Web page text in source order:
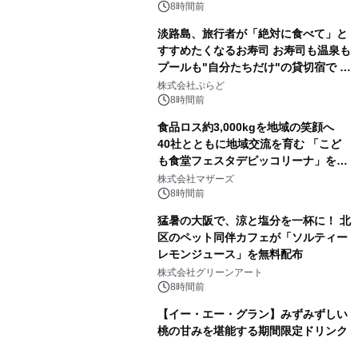
8時間前
淡路島、旅行者が「絶対に食べて」と
すすめたくなるお寿司 お寿司も温泉も
プールも"自分たちだけ"の貸切宿で 1
日1組限定「岩屋温泉 絵島別庭 海と
森」の握り寿司プラン
株式会社ぷらど
8時間前
食品ロス約3,000kgを地域の笑顔へ
40社とともに地域交流を育む 「こど
も食堂フェスタデピッコリーナ」を9
月5日(土)開催
株式会社マザーズ
8時間前
猛暑の大阪で、涼と塩分を一杯に！ 北
区のペット同伴カフェが「ソルティー
レモンジュース」を無料配布
株式会社グリーンアート
8時間前
【イー・エー・グラン】みずみずしい
桃の甘みを堪能する期間限定ドリンク